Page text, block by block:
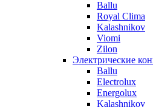
Ballu
Royal Clima
Kalashnikov
Viomi
Zilon
Электрические
Ballu
Electrolux
Energolux
Kalashnikov